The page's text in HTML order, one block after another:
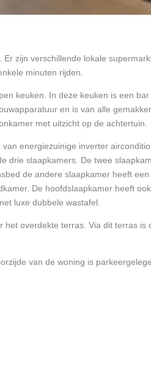
zijn verschillende lokale
minuten rijden.
keuken. In deze keuken is een bar
en is van alle
met uitzicht op de achtertuin.
energiezuinige inverter
drie slaapkamers. De twee
de andere slaapkamer heeft een
De hoofdslaapkamer heeft
luxe dubbele wastafel.
het overdekte terras. Via dit terras is
van de woning is